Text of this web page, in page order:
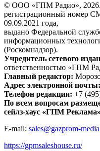
© ООО «ГПМ Радио», 2026.
регистрационный номер
09.09.2021 года,
выдано Федеральной
информационных
(Роскомнадзор).
Учредитель сетевого
ответственностью «ГПМ
Главный редактор:
Адрес электронной почты:
Телефон редакции: +7
По всем вопросам
сейлз-хаус «ГПМ
E-mail: sales@gazprom-
https://gpmsaleshouse.ru/